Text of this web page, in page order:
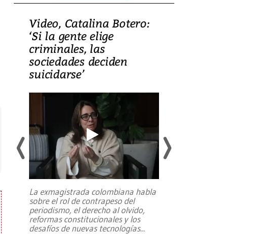
Video, Catalina Botero:
‘Si la gente elige
criminales, las
sociedades deciden
suicidarse’
La exmagistrada colombiana habla
sobre el rol de contrapeso del
periodismo, el derecho al olvido,
reformas constitucionales y los
desafíos de nuevas tecnologías...